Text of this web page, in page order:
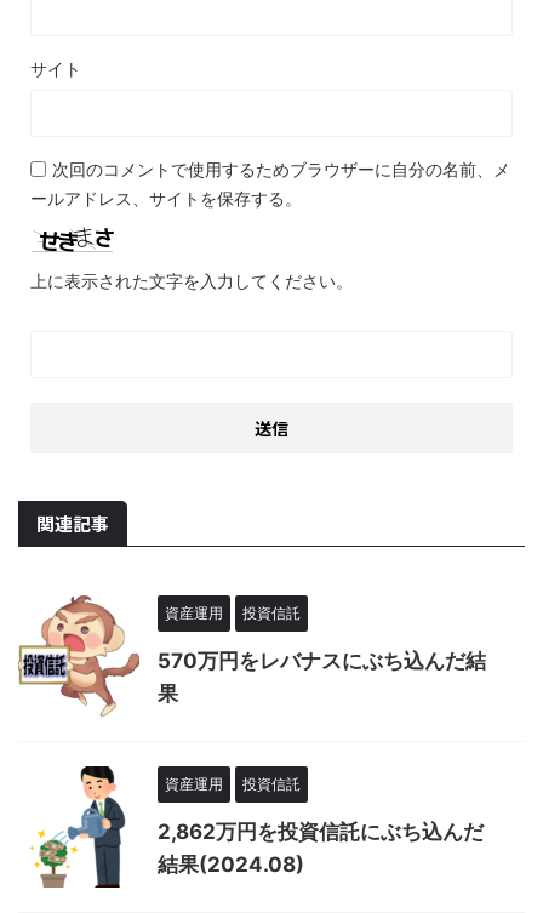
サイト
次回のコメントで使用するためブラウザーに自分の名前、メ
ールアドレス、サイトを保存する。
上に表示された文字を入力してください。
関連記事
資産運用 投資信託
570万円をレバナスにぶち込んだ結
果
資産運用 投資信託
2,862万円を投資信託にぶち込んだ
結果(2024.08)